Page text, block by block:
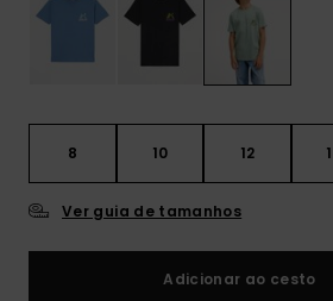
Consultar
as FAQ
8 10 12
Ver guia de tamanhos
Adicionar ao cesto